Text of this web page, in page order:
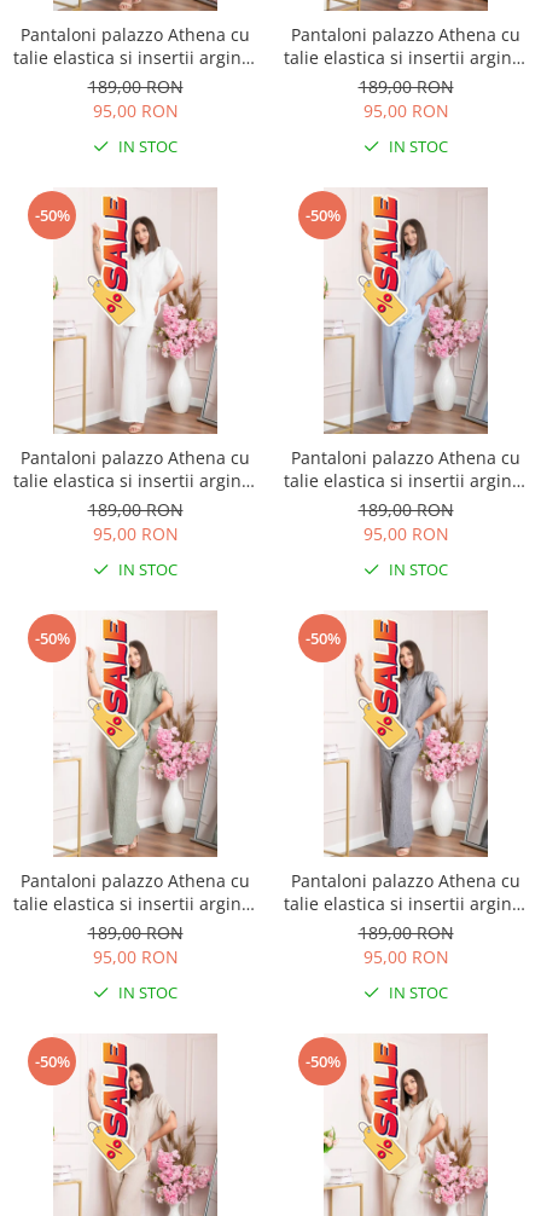
Pantaloni palazzo Athena cu
talie elastica si insertii argintii
- Roz pudrat
189,00 RON
95,00 RON
IN STOC
Pantaloni palazzo Athena cu
talie elastica si insertii argintii
- Lila
189,00 RON
95,00 RON
IN STOC
-50%
Pantaloni palazzo Athena cu
talie elastica si insertii argintii
- Alb
189,00 RON
95,00 RON
IN STOC
-50%
Pantaloni palazzo Athena cu
talie elastica si insertii argintii
- Bleu
189,00 RON
95,00 RON
IN STOC
-50%
Pantaloni palazzo Athena cu
talie elastica si insertii argintii
- Kaki
189,00 RON
95,00 RON
IN STOC
-50%
Pantaloni palazzo Athena cu
talie elastica si insertii argintii
- Gri
189,00 RON
95,00 RON
IN STOC
-50% -50%